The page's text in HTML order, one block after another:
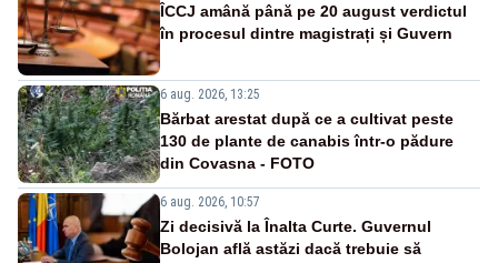
ÎCCJ amână până pe 20 august verdictul
în procesul dintre magistrați și Guvern
6 aug. 2026, 13:25
Bărbat arestat după ce a cultivat peste
130 de plante de canabis într-o pădure
din Covasna - FOTO
6 aug. 2026, 10:57
Zi decisivă la Înalta Curte. Guvernul
Bolojan află astăzi dacă trebuie să